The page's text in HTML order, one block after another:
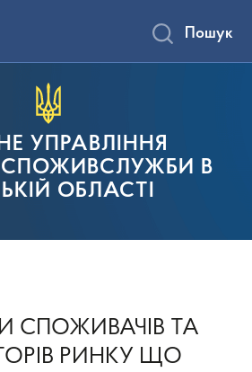
УПРАВЛІННЯ
В
ОБЛАСТІ
Пошук
СПОЖИВАЧІВ ТА
РИНКУ ЩО